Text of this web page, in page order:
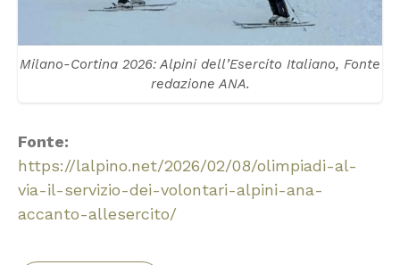
Milano-Cortina 2026: Alpini dell’Esercito Italiano, Fonte
redazione ANA.
Fonte:
https://lalpino.net/2026/02/08/olimpiadi-al-
via-il-servizio-dei-volontari-alpini-ana-
accanto-allesercito/